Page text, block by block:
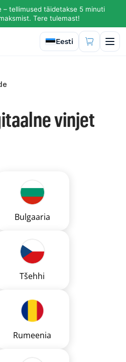
– tellimused täidetakse 5 minuti
Tere tulemast!
Valige keel
Eesti
vinjet
Bulgaaria
Tšehhi
Rumeenia